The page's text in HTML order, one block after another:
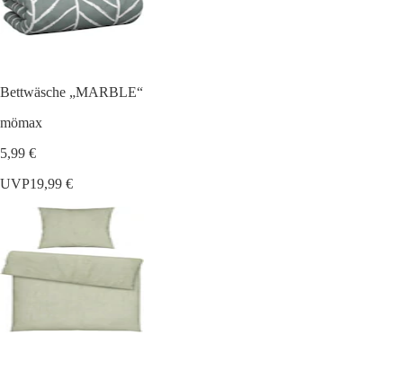
Bettwäsche „MARBLE“
mömax
5,99 €
UVP19,99 €